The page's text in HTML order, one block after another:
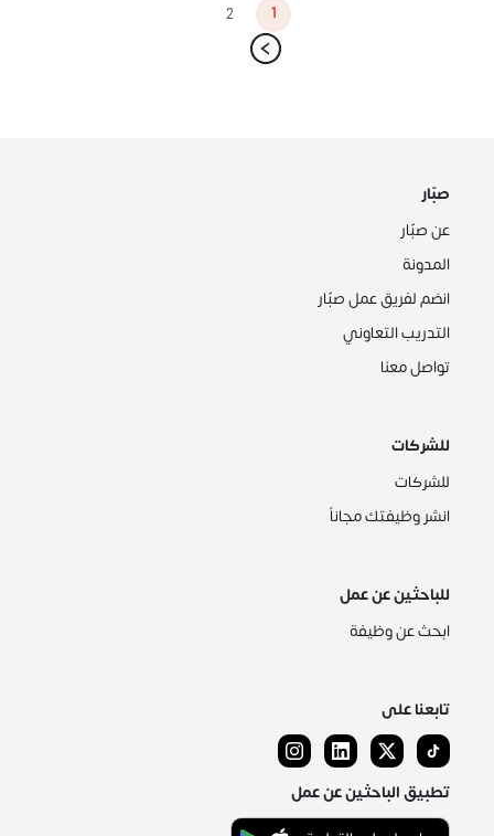
1
2
صبّار
عن صبّار
المدونة
انضم لفريق عمل صبّار
التدريب التعاوني
تواصل معنا
للشركات
للشركات
انشر وظيفتك مجاناً
للباحثين عن عمل
ابحث عن وظيفة
تابعنا على
تطبيق الباحثين عن عمل